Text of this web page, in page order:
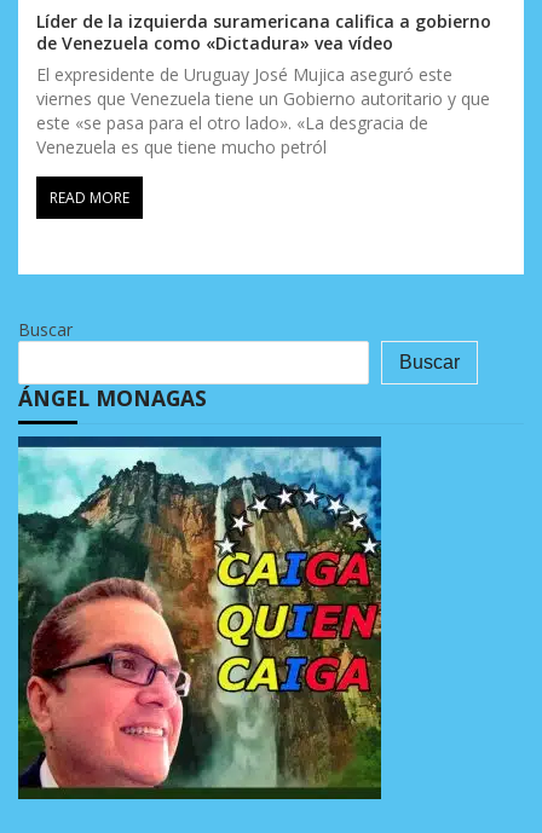
Líder de la izquierda suramericana califica a gobierno
de Venezuela como «Dictadura» vea vídeo
El expresidente de Uruguay José Mujica aseguró este
viernes que Venezuela tiene un Gobierno autoritario y que
este «se pasa para el otro lado». «La desgracia de
Venezuela es que tiene mucho petról
READ MORE
Buscar
Buscar
ÁNGEL MONAGAS